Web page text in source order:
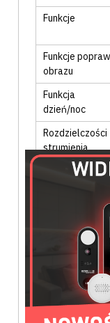
Funkcje
Funkcje
obrazu
Funkcja
dzień/noc
Rozdzielczości
strumienia
głównego
Rozdzielczości
strumienia
trzeciego
Język menu